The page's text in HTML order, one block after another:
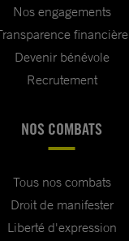
Nos engagements
financière
Devenir bénévole
Recrutement
NOS COMBATS
Tous nos combats
Droit de manifester
Liberté d'expression